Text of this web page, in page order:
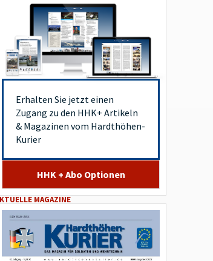
Erhalten Sie jetzt einen
Zugang zu den HHK+ Artikeln
& Magazinen vom Hardthöhen-
Kurier
HHK + Abo Optionen
MAGAZINE